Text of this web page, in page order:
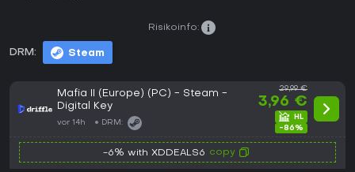
DRM: Steam
Risikoinfo:
Mafia II (Europe) (PC) - Steam -
Digital Key
vor 14h DRM:
29,99 €
3,96 €
-86%
-6% with XDDEALS6 copy